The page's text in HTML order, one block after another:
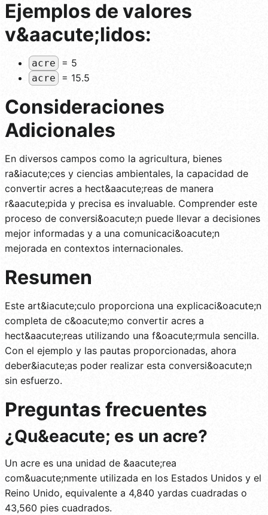
Ejemplos de valores
v&aacute;lidos:
acre = 5
acre = 15.5
Consideraciones
Adicionales
En diversos campos como la agricultura, bienes
ra&iacute;ces y ciencias ambientales, la capacidad de
convertir acres a hect&aacute;reas de manera
r&aacute;pida y precisa es invaluable. Comprender este
proceso de conversi&oacute;n puede llevar a decisiones
mejor informadas y a una comunicaci&oacute;n
mejorada en contextos internacionales.
Resumen
Este art&iacute;culo proporciona una explicaci&oacute;n
completa de c&oacute;mo convertir acres a
hect&aacute;reas utilizando una f&oacute;rmula sencilla.
Con el ejemplo y las pautas proporcionadas, ahora
deber&iacute;as poder realizar esta conversi&oacute;n
sin esfuerzo.
Preguntas frecuentes
¿Qu&eacute; es un acre?
Un acre es una unidad de &aacute;rea
com&uacute;nmente utilizada en los Estados Unidos y el
Reino Unido, equivalente a 4,840 yardas cuadradas o
43,560 pies cuadrados.